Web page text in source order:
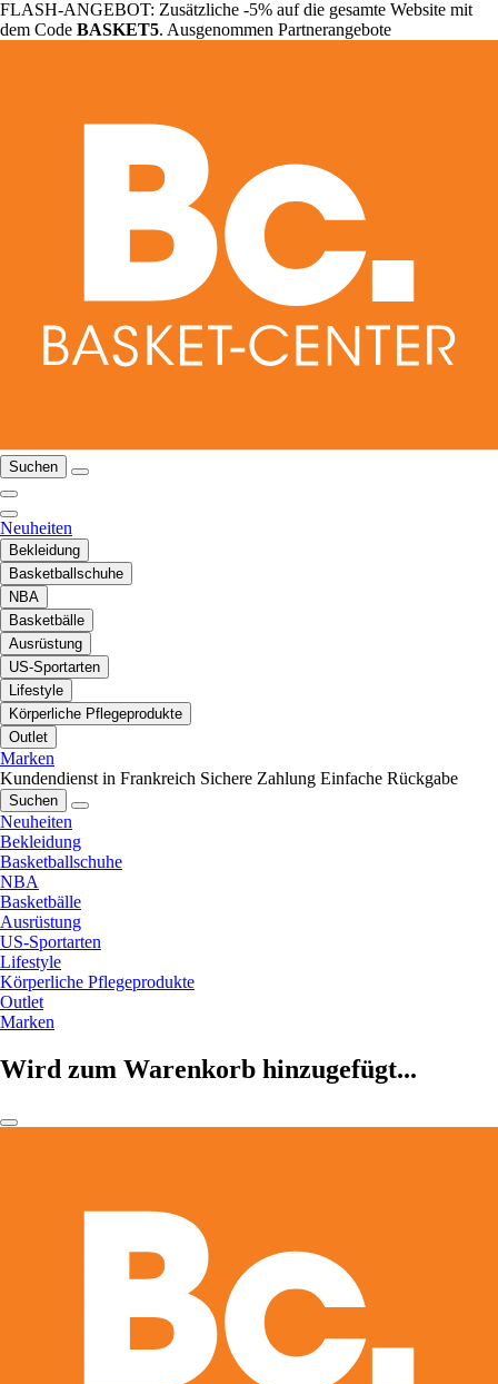
FLASH-ANGEBOT: Zusätzliche -5% auf die gesamte Website mit
dem Code BASKET5. Ausgenommen Partnerangebote
Suchen
Neuheiten
Bekleidung
Basketballschuhe
NBA
Basketbälle
Ausrüstung
US-Sportarten
Lifestyle
Körperliche Pflegeprodukte
Outlet
Marken
Kundendienst in Frankreich Sichere Zahlung Einfache Rückgabe
Suchen
Neuheiten
Bekleidung
Basketballschuhe
NBA
Basketbälle
Ausrüstung
US-Sportarten
Lifestyle
Körperliche Pflegeprodukte
Outlet
Marken
Wird zum Warenkorb hinzugefügt...